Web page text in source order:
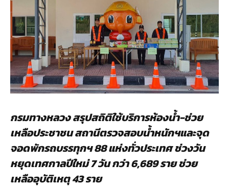
กรมทางหลวง สรุปสถิติใช้บริการห้องน้ำ-ช่วย
เหลือประชาชน สถานีตรวจสอบน้ำหนักฯและจุด
จอดพักรถบรรทุกฯ88 แห่งทั่วประเทศ ช่วงวัน
หยุดเทศกาลปีใหม่ 7 วัน กว่า 6,689 ราย ช่วย
เหลืออุบัติเหตุ 43 ราย